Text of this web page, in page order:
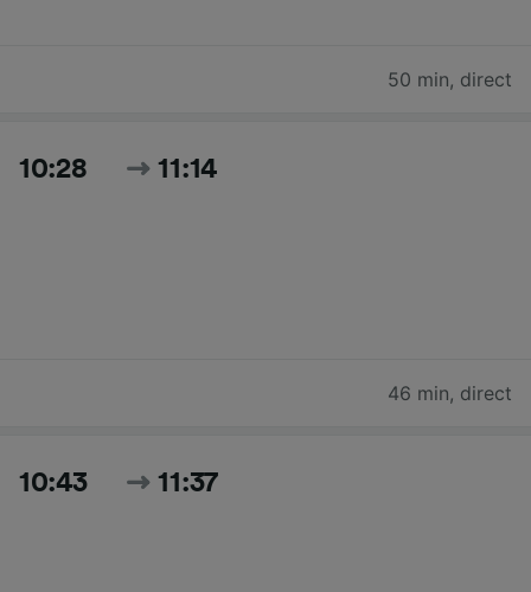
50 min, direct
10:28 11:14
46 min, direct
10:43 11:37